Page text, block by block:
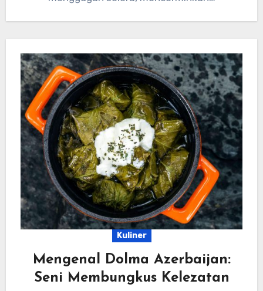
Kuliner
Mengenal Dolma Azerbaijan:
Seni Membungkus Kelezatan